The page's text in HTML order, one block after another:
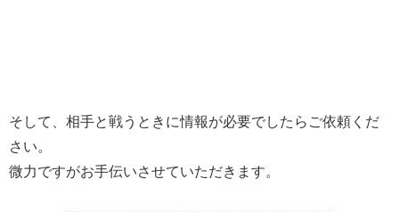
そして、相手と戦うときに情報が必要でしたらご依頼くだ
さい。
微力ですがお手伝いさせていただきます。